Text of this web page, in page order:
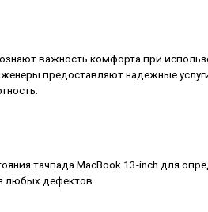
важность комфорта при
предоставляют надежные
тачпада MacBook 13-inch для
любых дефектов.